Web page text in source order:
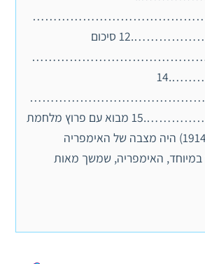
……………………………….12 סיכום
……………………….14
…………………………….15 מבוא עם פרוץ מלחמת
העולם הראשונה (1914) היה מצבה של האימפריה
במיוחד, האימפריה, שמשך מאות